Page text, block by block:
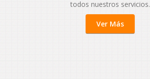
todos nuestros servicios.
Ver Más